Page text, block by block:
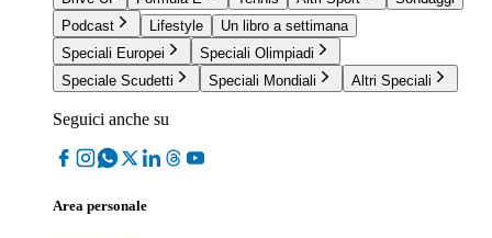
Podcast
Lifestyle
Un libro a settimana
Speciali Europei
Speciali Olimpiadi
Speciale Scudetti
Speciali Mondiali Altri Speciali
Seguici anche su
Area personale